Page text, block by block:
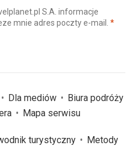
S.A. informacje
mnie adres poczty e-mail. *
Dla mediów
Biura podróży
Mapa serwisu
turystyczny
Metody